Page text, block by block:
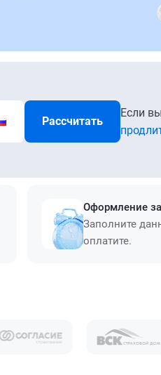
Рассчитать
Если
Оформление
Заполните
оплатите.